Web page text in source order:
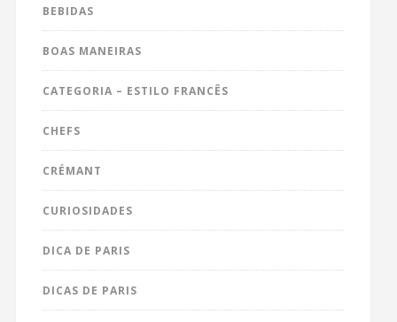
BEBIDAS
BOAS MANEIRAS
CATEGORIA – ESTILO FRANCÊS
CHEFS
CRÉMANT
CURIOSIDADES
DICA DE PARIS
DICAS DE PARIS